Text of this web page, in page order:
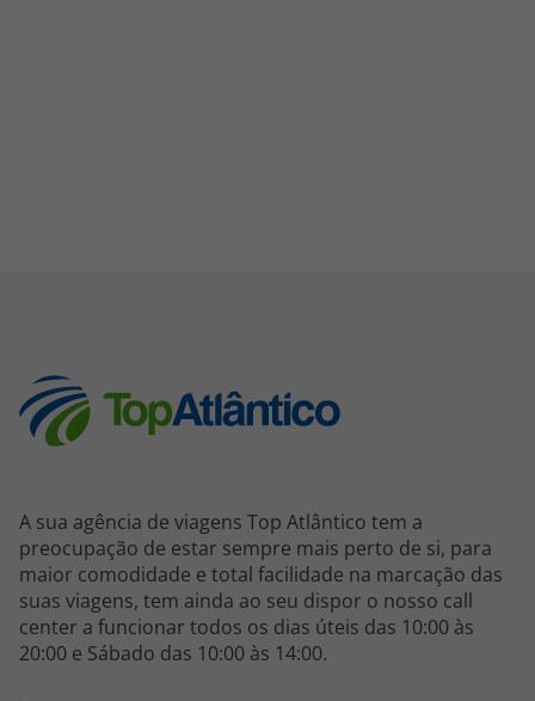
A sua agência de viagens Top Atlântico tem a
preocupação de estar sempre mais perto de si, para
maior comodidade e total facilidade na marcação das
suas viagens, tem ainda ao seu dispor o nosso call
center a funcionar todos os dias úteis das 10:00 às
20:00 e Sábado das 10:00 às 14:00.